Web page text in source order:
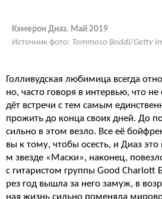
Кэмерон Диаз. Май 2019
Источник фото: Tommaso Boddi/Getty
Голливудская любимица всегда
но, часто говоря в интервью, что
дёт встречи с тем самым
прожить до конца своих дней. До
сильно в этом везло. Все её
вы к тому, чтобы осесть, и Диаз
м звезде «Маски», наконец,
с гитаристом группы Good
рез год вышла за него замуж, в
ная жизнь сильно поменяла